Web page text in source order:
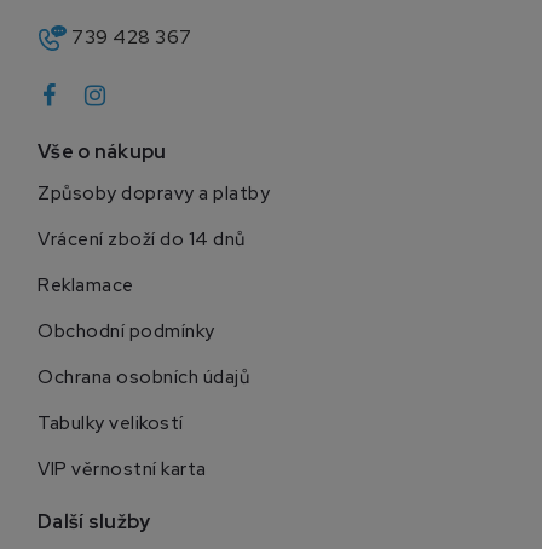
739 428 367
Vše o nákupu
Způsoby dopravy a platby
Vrácení zboží do 14 dnů
Reklamace
Obchodní podmínky
Ochrana osobních údajů
Tabulky velikostí
VIP věrnostní karta
Další služby